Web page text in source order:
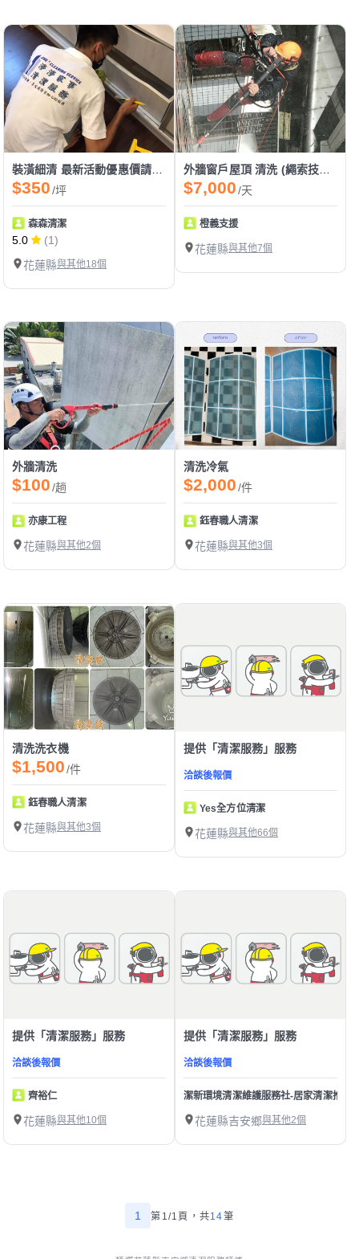
裝潢細清 最新活動優惠價請看下方報價單
$350/坪
森森清潔
5.0
(1)
花蓮縣與其他18個
$7,000/天
橙義支援
花蓮縣與其他7個
外牆清洗
$100/趟
亦康工程
花蓮縣與其他2個
清洗冷氣
$2,000/件
鈺春職人清潔
花蓮縣與其他3個
清洗洗衣機
$1,500/件
鈺春職人清潔
花蓮縣與其他3個
提供「清潔服務」服務
洽談後報價
Yes全方位清潔
花蓮縣與其他66個
提供「清潔服務」服務
洽談後報價
齊裕仁
花蓮縣與其他10個
提供「清潔服務」服務
洽談後報價
潔新環境清潔維護服務社-居家清潔推薦
花蓮縣吉安鄉與其他2個
1 第1/1頁， 共14筆